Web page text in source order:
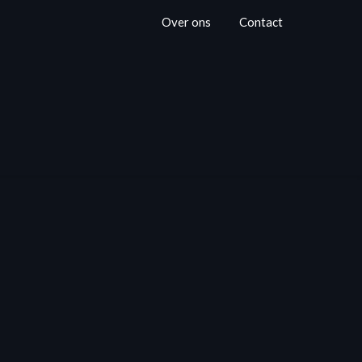
Over ons Contact